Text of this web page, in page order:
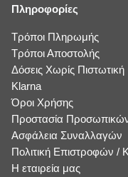
Πληροφορίες
Τρόποι Πληρωμής
Τρόποι Αποστολής
Δόσεις Χωρίς Πιστωτική
Klarna
Όροι Χρήσης
Προστασία
Ασφάλεια Συναλλαγών
Πολιτική Επιστροφών
Η εταιρεία μας